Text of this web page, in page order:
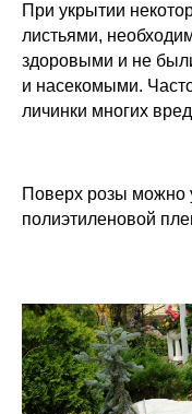
При укрытии
листьями,
здоровыми и не
и насекомыми.
личинки многих
Поверх розы можно
полиэтиленовой